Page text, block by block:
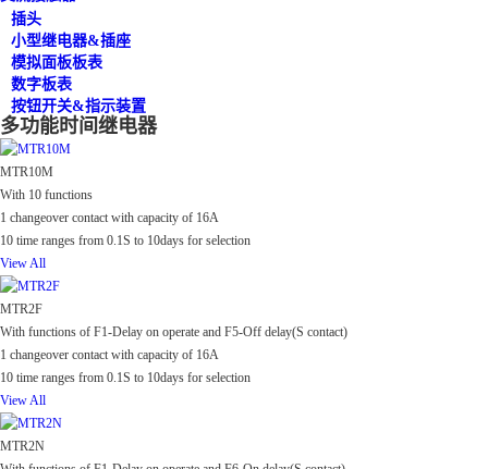
插头
小型继电器&插座
模拟面板板表
数字板表
按钮开关&指示装置
多功能时间继电器
MTR10M
With 10 functions
1 changeover contact with capacity of 16A
10 time ranges from 0.1S to 10days for selection
View All
MTR2F
With functions of F1-Delay on operate and F5-Off delay(S contact)
1 changeover contact with capacity of 16A
10 time ranges from 0.1S to 10days for selection
View All
MTR2N